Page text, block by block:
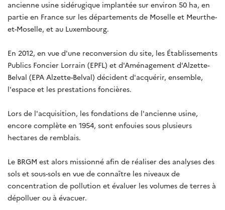
ancienne usine sidérugique implantée sur environ 50 ha, en
partie en France sur les départements de Moselle et Meurthe-
et-Moselle, et au Luxembourg.
En 2012, en vue d'une reconversion du site, les Établissements
Publics Foncier Lorrain (EPFL) et d'Aménagement d'Alzette-
Belval (EPA Alzette-Belval) décident d'acquérir, ensemble,
l'espace et les prestations foncières.
Lors de l'acquisition, les fondations de l'ancienne usine,
encore complète en 1954, sont enfouies sous plusieurs
hectares de remblais.
Le BRGM est alors missionné afin de réaliser des analyses des
sols et sous-sols en vue de connaître les niveaux de
concentration de pollution et évaluer les volumes de terres à
dépolluer ou à évacuer.